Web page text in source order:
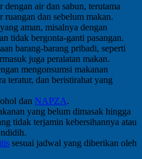
dengan air dan sabun, terutama
ruangan dan sebelum makan.
aman, misalnya dengan
tidak bergonta-ganti pasangan.
barang-barang pribadi, seperti
juga peralatan makan.
mengonsumsi makanan
teratur, dan beristirahat yang
dan NAPZA.
yang belum dimasak hingga
tidak terjamin kebersihannya atau
sesuai jadwal yang diberikan oleh